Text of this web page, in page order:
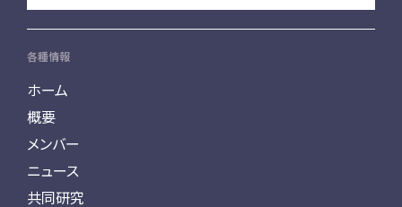
各種情報
ホーム
概要
メンバー
ニュース
共同研究